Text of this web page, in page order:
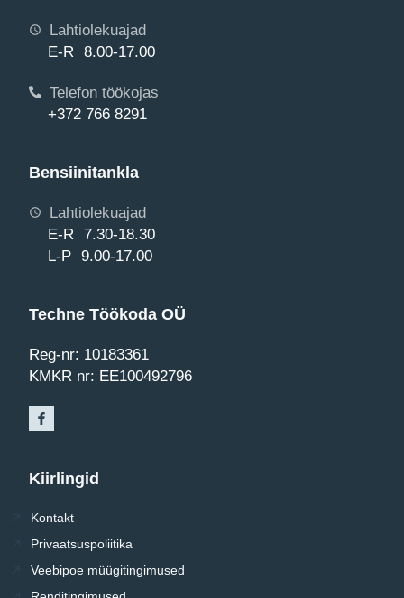
Lahtiolekuajad
E-R 8.00-17.00
Telefon töökojas
+372 766 8291
Bensiinitankla
Lahtiolekuajad
E-R 7.30-18.30
L-P 9.00-17.00
Techne Töökoda OÜ
Reg-nr: 10183361
KMKR nr: EE100492796
Kiirlingid
Kontakt
Privaatsuspoliitika
Veebipoe müügitingimused